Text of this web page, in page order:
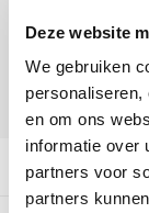
Deze website
We gebruiken
en om ons
informatie over
partners voor
partners
DELEN: